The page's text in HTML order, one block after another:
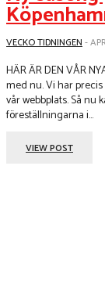
VECKO TIDNINGEN -
HÄR ÄR DEN VÅR
med nu. Vi har precis lagt upp hela repertoaren för den nya säsongen på
vår webbplats. Så
föreställningarna i...
VIEW POST